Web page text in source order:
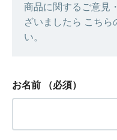
商品に関するご意見
ざいましたら こちら
い。
お名前 （必須）